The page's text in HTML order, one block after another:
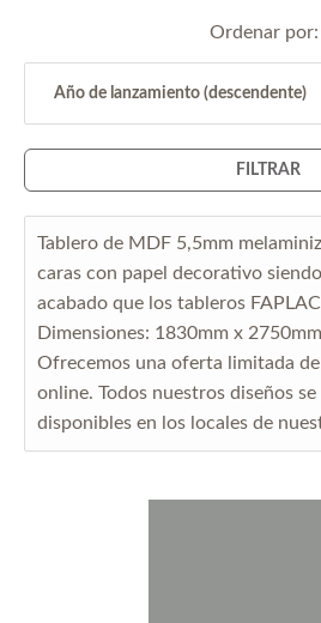
Ordenar por:
FILTRAR
Tablero de MDF 5,5mm
caras con papel decorativo
acabado que los tableros
Dimensiones: 1830mm x
Ofrecemos una oferta limitada
online. Todos nuestros diseños
disponibles en los locales de